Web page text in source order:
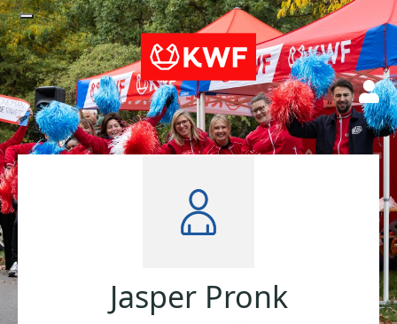
Jasper Pronk